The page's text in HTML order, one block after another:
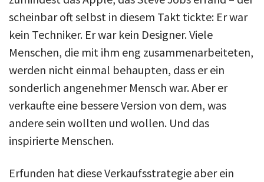
scheinbar oft selbst in diesem Takt tickte: Er war
kein Techniker. Er war kein Designer. Viele
Menschen, die mit ihm eng zusammenarbeiteten,
werden nicht einmal behaupten, dass er ein
sonderlich angenehmer Mensch war. Aber er
verkaufte eine bessere Version von dem, was
andere sein wollten und wollen. Und das
inspirierte Menschen.
Erfunden hat diese Verkaufsstrategie aber ein